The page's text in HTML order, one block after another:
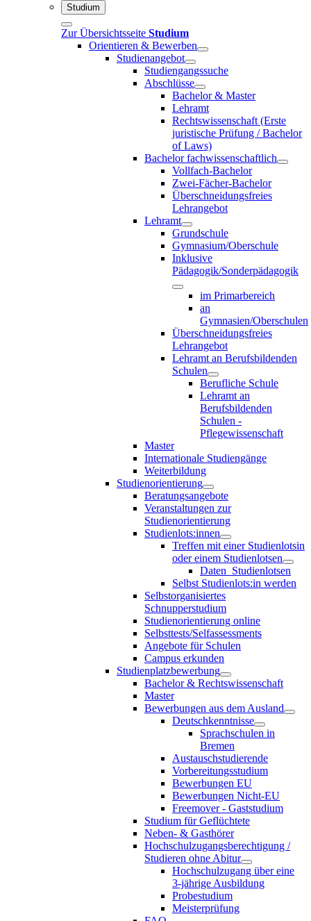
Studium
Zur Übersichtsseite Studium
Orientieren & Bewerben
Studienangebot
Studiengangssuche
Abschlüsse
Bachelor & Master
Lehramt
Rechtswissenschaft (Erste
juristische Prüfung / Bachelor
of Laws)
Bachelor fachwissenschaftlich
Vollfach-Bachelor
Zwei-Fächer-Bachelor
Überschneidungsfreies
Lehrangebot
Lehramt
Grundschule
Gymnasium/Oberschule
Inklusive
Pädagogik/Sonderpädagogik
im Primarbereich
an
Gymnasien/Oberschulen
Überschneidungsfreies
Lehrangebot
Lehramt an Berufsbildenden
Schulen
Berufliche Schule
Lehramt an
Berufsbildenden
Schulen -
Pflegewissenschaft
Master
Internationale Studiengänge
Weiterbildung
Studienorientierung
Beratungsangebote
Veranstaltungen zur
Studienorientierung
Studienlots:innen
Treffen mit einer Studienlotsin
oder einem Studienlotsen
Daten_Studienlotsen
Selbst Studienlots:in werden
Selbstorganisiertes
Schnupperstudium
Studienorientierung online
Selbsttests/Selfassessments
Angebote für Schulen
Campus erkunden
Studienplatzbewerbung
Bachelor & Rechtswissenschaft
Master
Bewerbungen aus dem Ausland
Deutschkenntnisse
Sprachschulen in
Bremen
Austauschstudierende
Vorbereitungsstudium
Bewerbungen EU
Bewerbungen Nicht-EU
Freemover - Gaststudium
Studium für Geflüchtete
Neben- & Gasthörer
Hochschulzugangsberechtigung /
Studieren ohne Abitur
Hochschulzugang über eine
3-jährige Ausbildung
Probestudium
Meisterprüfung